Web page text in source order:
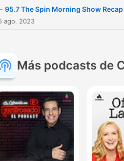
- 95.7 The Spin Morning Show
ago. 2023
Más podcasts de